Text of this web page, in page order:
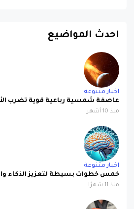
احدث المواضيع
اخبار متنوعة
عاصفة شمسية رباعية قوية تضرب
منذ 10 أشهر
اخبار متنوعة
خمس خطوات بسيطة لتعزيز الذكاء
منذ 11 شهرًا